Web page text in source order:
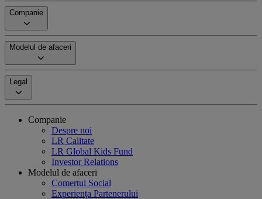
Companie
Modelul de afaceri
Legal
Companie
Despre noi
LR Calitate
LR Global Kids Fund
Investor Relations
Modelul de afaceri
Comerțul Social
Experiența Partenerului